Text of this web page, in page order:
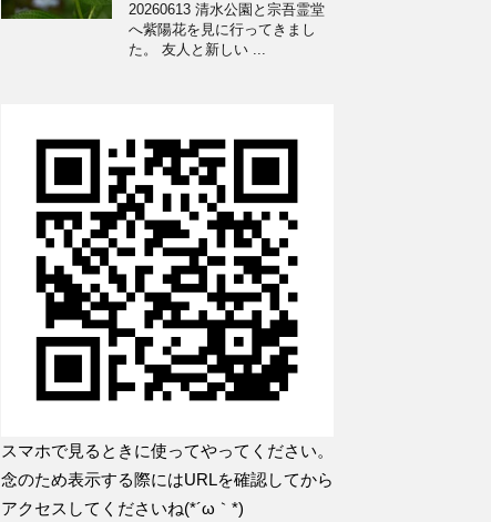
20260613 清水公園と宗吾霊堂
へ紫陽花を見に行ってきまし
た。 友人と新しい ...
スマホで見るときに使ってやってください。
念のため表示する際にはURLを確認してから
アクセスしてくださいね(*´ω｀*)